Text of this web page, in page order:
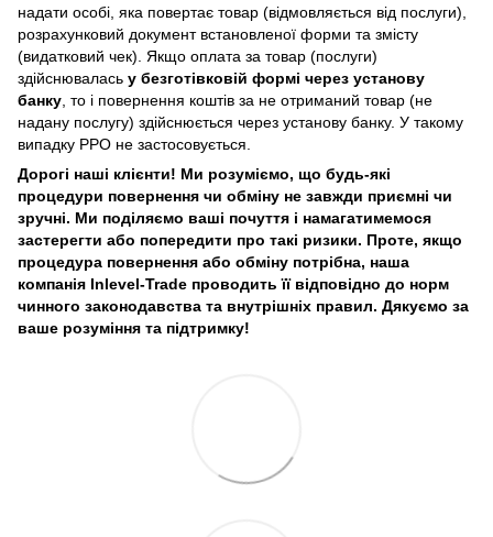
надати особі, яка повертає товар (відмовляється від послуги),
розрахунковий документ встановленої форми та змісту
(видатковий чек). Якщо оплата за товар (послуги)
здійснювалась у безготівковій формі через установу
банку , то і повернення коштів за не отриманий товар (не
надану послугу) здійснюється через установу банку. У такому
випадку РРО не застосовується.
Дорогі наші клієнти! Ми розуміємо, що будь-які
процедури повернення чи обміну не завжди приємні чи
зручні. Ми поділяємо ваші почуття і намагатимемося
застерегти або попередити про такі ризики. Проте, якщо
процедура повернення або обміну потрібна, наша
компанія Inlevel-Trade проводить її відповідно до норм
чинного законодавства та внутрішніх правил. Дякуємо за
ваше розуміння та підтримку!